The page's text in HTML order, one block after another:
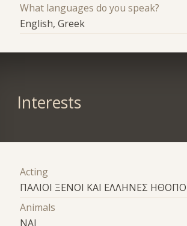
What languages do you speak?
English, Greek
Interests
Acting
ΠΑΛΙΟΙ ΞΕΝΟΙ ΚΑΙ ΕΛΛΗΝΕΣ
Animals
ΝΑΙ